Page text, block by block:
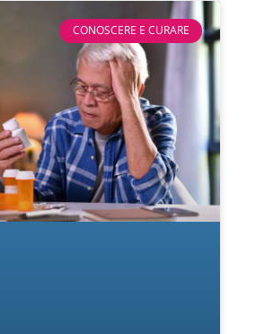
CONOSCERE E CURARE